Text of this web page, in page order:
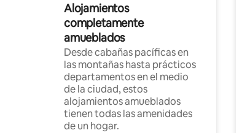
Alojamientos
completamente
amueblados
Desde cabañas pacíficas en
las montañas hasta prácticos
departamentos en el medio
de la ciudad, estos
alojamientos amueblados
tienen todas las amenidades
de un hogar.